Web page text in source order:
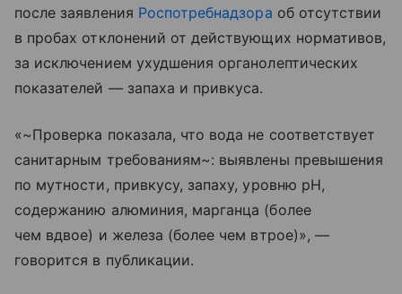
после заявления Роспотребнадзора об отсутствии
в пробах отклонений от действующих нормативов,
за исключением ухудшения органолептических
показателей — запаха и привкуса.
«~Проверка показала, что вода не соответствует
санитарным требованиям~: выявлены превышения
по мутности, привкусу, запаху, уровню pH,
содержанию алюминия, марганца (более
чем вдвое) и железа (более чем втрое)», —
говорится в публикации.